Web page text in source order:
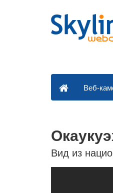
Веб-
Вид из